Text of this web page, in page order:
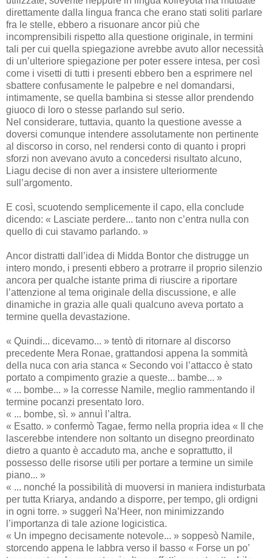
direttamente dalla lingua franca che erano stati soliti parlare
fra le stelle, ebbero a risuonare ancor più che
incomprensibili rispetto alla questione originale, in termini
tali per cui quella spiegazione avrebbe avuto allor necessità
di un’ulteriore spiegazione per poter essere intesa, per così
come i visetti di tutti i presenti ebbero ben a esprimere nel
sbattere confusamente le palpebre e nel domandarsi,
intimamente, se quella bambina si stesse allor prendendo
giuoco di loro o stesse parlando sul serio.
Nel considerare, tuttavia, quanto la questione avesse a
doversi comunque intendere assolutamente non pertinente
al discorso in corso, nel rendersi conto di quanto i propri
sforzi non avevano avuto a concedersi risultato alcuno,
Liagu decise di non aver a insistere ulteriormente
sull’argomento.
E così, scuotendo semplicemente il capo, ella conclude
dicendo: « Lasciate perdere... tanto non c’entra nulla con
quello di cui stavamo parlando. »
Ancor distratti dall’idea di Midda Bontor che distrugge un
intero mondo, i presenti ebbero a protrarre il proprio silenzio
ancora per qualche istante prima di riuscire a riportare
l’attenzione al tema originale della discussione, e alle
dinamiche in grazia alle quali qualcuno aveva portato a
termine quella devastazione.
« Quindi... dicevamo... » tentò di ritornare al discorso
precedente Mera Ronae, grattandosi appena la sommità
della nuca con aria stanca « Secondo voi l’attacco è stato
portato a compimento grazie a queste... bambe... »
« ... bombe... » la corresse Namile, meglio rammentando il
termine pocanzi presentato loro.
« ... bombe, sì. » annuì l’altra.
« Esatto. » confermò Tagae, fermo nella propria idea « Il che
lascerebbe intendere non soltanto un disegno preordinato
dietro a quanto è accaduto ma, anche e soprattutto, il
possesso delle risorse utili per portare a termine un simile
piano... »
« ... nonché la possibilità di muoversi in maniera indisturbata
per tutta Kriarya, andando a disporre, per tempo, gli ordigni
in ogni torre. » suggerì Na’Heer, non minimizzando
l’importanza di tale azione logicistica.
« Un impegno decisamente notevole... » soppesò Namile,
storcendo appena le labbra verso il basso « Forse un po’